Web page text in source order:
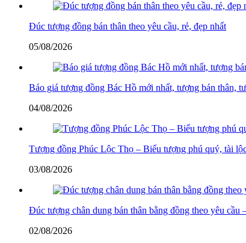
Đúc tượng đồng bán thân theo yêu cầu, rẻ, đẹp nhất
05/08/2026
Báo giá tượng đồng Bác Hồ mới nhất, tượng bán thân,
04/08/2026
Tượng đồng Phúc Lộc Thọ – Biểu tượng phú quý, tài
03/08/2026
Đúc tượng chân dung bán thân bằng đồng theo yêu cầu
02/08/2026